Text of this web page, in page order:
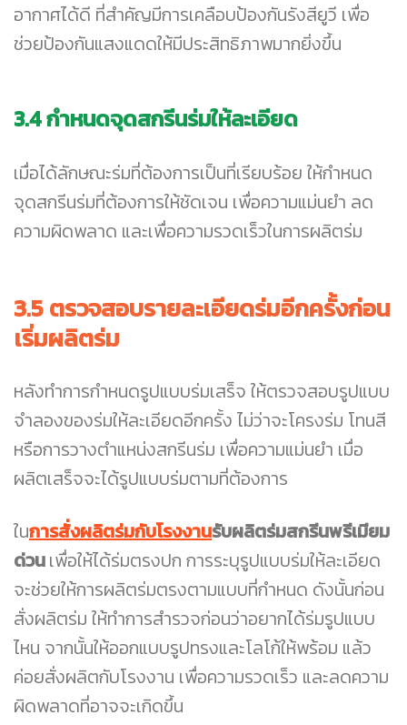
อากาศได้ดี ที่สำคัญมีการเคลือบป้องกันรังสียูวี เพื่อ
ช่วยป้องกันแสงแดดให้มีประสิทธิภาพมากยิ่งขึ้น
3.4 กำหนดจุดสกรีนร่มให้ละเอียด
เมื่อได้ลักษณะร่มที่ต้องการเป็นที่เรียบร้อย ให้กำหนด
จุดสกรีนร่มที่ต้องการให้ชัดเจน เพื่อความแม่นยำ ลด
ความผิดพลาด และเพื่อความรวดเร็วในการผลิตร่ม
3.5 ตรวจสอบรายละเอียดร่มอีกครั้งก่อน
เริ่มผลิตร่ม
หลังทำการกำหนดรูปแบบร่มเสร็จ ให้ตรวจสอบรูปแบบ
จำลองของร่มให้ละเอียดอีกครั้ง ไม่ว่าจะโครงร่ม โทนสี
หรือการวางตำแหน่งสกรีนร่ม เพื่อความแม่นยำ เมื่อ
ผลิตเสร็จจะได้รูปแบบร่มตามที่ต้องการ
ในการสั่งผลิตร่มกับโรงงานรับผลิตร่มสกรีนพรีเมียม
ด่วนเพื่อให้ได้ร่มตรงปก การระบุรูปแบบร่มให้ละเอียด
จะช่วยให้การผลิตร่มตรงตามแบบที่กำหนด ดังนั้นก่อน
สั่งผลิตร่ม ให้ทำการสำรวจก่อนว่าอยากได้ร่มรูปแบบ
ไหน จากนั้นให้ออกแบบรูปทรงและโลโก้ให้พร้อม แล้ว
ค่อยสั่งผลิตกับโรงงาน เพื่อความรวดเร็ว และลดความ
ผิดพลาดที่อาจจะเกิดขึ้น